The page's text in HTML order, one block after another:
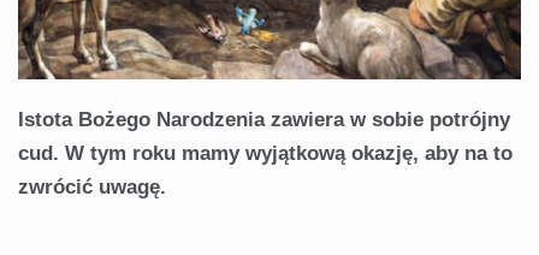
Istota Bożego Narodzenia zawiera w sobie potrójny
cud. W tym roku mamy wyjątkową okazję, aby na to
zwrócić uwagę.